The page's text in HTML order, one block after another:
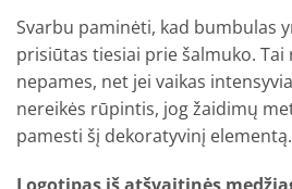
Svarbu paminėti, kad bumbulas
prisiūtas tiesiai prie šalmuko. Tai
nepames, net jei vaikas
nereikės rūpintis, jog žaidimų
pamesti šį dekoratyvinį elementą.